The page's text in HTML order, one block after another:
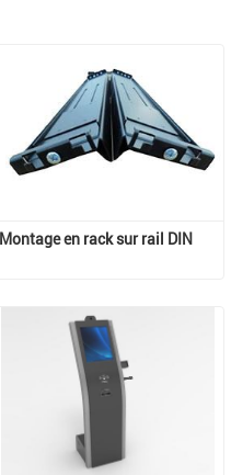
Montage en rack sur rail DIN